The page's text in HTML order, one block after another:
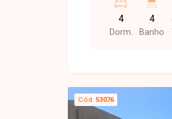
às principais
bancos,
órgãos públicos e
em 02 ambientes,
térreo, amplo
4
Dorm.
4
Banho
Cód. 53076